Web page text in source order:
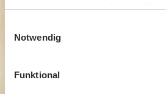
haben oder die sie im Rahmen
Notwendig
Funktional